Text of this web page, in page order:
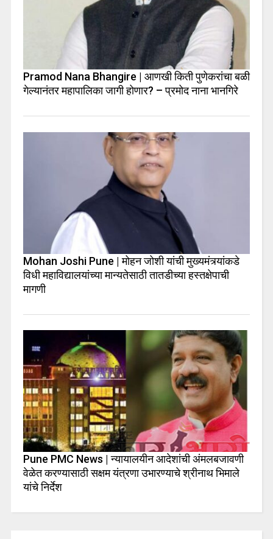
Pramod Nana Bhangire | आणखी किती पुणेकरांचा बळी
गेल्यानंतर महापालिका जागी होणार? – प्रमोद नाना भानगिरे
Mohan Joshi Pune | मोहन जोशी यांची मुख्यमंत्र्यांकडे
विधी महाविद्यालयांच्या मान्यतेसाठी तातडीच्या हस्तक्षेपाची
मागणी
Pune PMC News | न्यायालयीन आदेशांची अंमलबजावणी
वेळेत करण्यासाठी सक्षम यंत्रणा उभारण्याचे श्रीनाथ भिमाले
यांचे निर्देश